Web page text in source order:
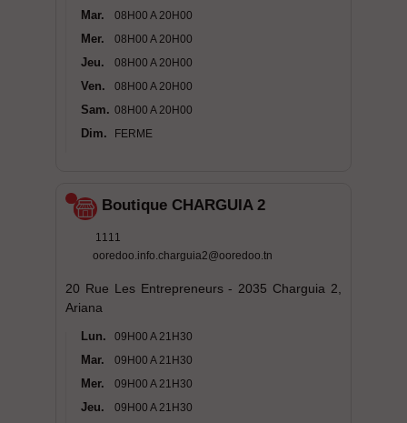
Mar. 08H00 A 20H00
Mer. 08H00 A 20H00
Jeu. 08H00 A 20H00
Ven. 08H00 A 20H00
Sam. 08H00 A 20H00
Dim. FERME
Boutique CHARGUIA 2
1111
ooredoo.info.charguia2@ooredoo.tn
20 Rue Les Entrepreneurs - 2035 Charguia 2,
Ariana
Lun. 09H00 A 21H30
Mar. 09H00 A 21H30
Mer. 09H00 A 21H30
Jeu. 09H00 A 21H30